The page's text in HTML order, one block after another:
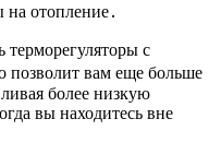
на отопление․
терморегуляторы с
позволит вам еще больше
более низкую
вы находитесь вне